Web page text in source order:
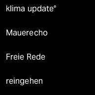
klima update°
Mauerecho
Freie Rede
reingehen